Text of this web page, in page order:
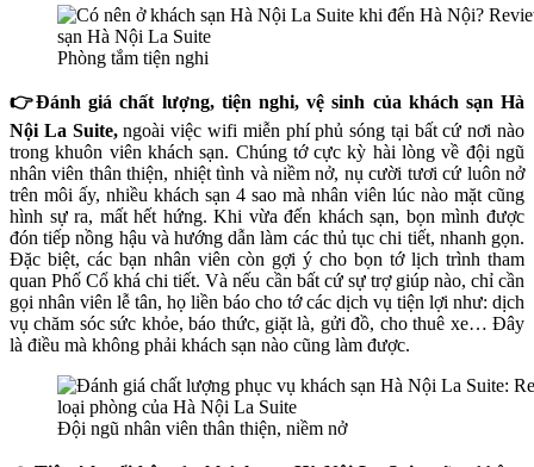
Phòng tắm tiện nghi
👉Đánh giá chất lượng, tiện nghi, vệ sinh của khách sạn Hà
Nội La Suite,ngoài việc wifi miễn phí phủ sóng tại bất cứ nơi nào
trong khuôn viên khách sạn. Chúng tớ cực kỳ hài lòng về đội ngũ
nhân viên thân thiện, nhiệt tình và niềm nở, nụ cười tươi cứ luôn nở
trên môi ấy, nhiều khách sạn 4 sao mà nhân viên lúc nào mặt cũng
hình sự ra, mất hết hứng. Khi vừa đến khách sạn, bọn mình được
đón tiếp nồng hậu và hướng dẫn làm các thủ tục chi tiết, nhanh gọn.
Đặc biệt, các bạn nhân viên còn gợi ý cho bọn tớ lịch trình tham
quan Phố Cổ khá chi tiết. Và nếu cần bất cứ sự trợ giúp nào, chỉ cần
gọi nhân viên lễ tân, họ liền báo cho tớ các dịch vụ tiện lợi như: dịch
vụ chăm sóc sức khỏe, báo thức, giặt là, gửi đồ, cho thuê xe… Đây
là điều mà không phải khách sạn nào cũng làm được.
Đội ngũ nhân viên thân thiện, niềm nở